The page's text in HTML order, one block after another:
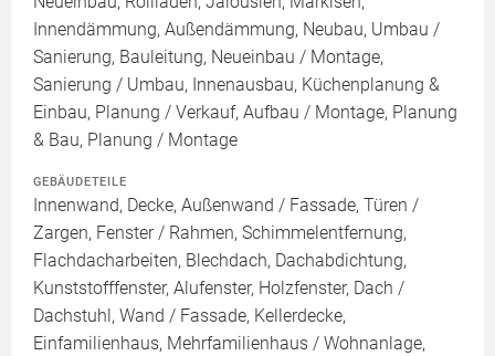
Innendämmung, Außendämmung, Neubau, Umbau /
Sanierung, Bauleitung, Neueinbau / Montage,
Sanierung / Umbau, Innenausbau, Küchenplanung &
Einbau, Planung / Verkauf, Aufbau / Montage, Planung
& Bau, Planung / Montage
GEBÄUDETEILE
Innenwand, Decke, Außenwand / Fassade, Türen /
Zargen, Fenster / Rahmen, Schimmelentfernung,
Flachdacharbeiten, Blechdach, Dachabdichtung,
Kunststofffenster, Alufenster, Holzfenster, Dach /
Dachstuhl, Wand / Fassade, Kellerdecke,
Einfamilienhaus, Mehrfamilienhaus / Wohnanlage,